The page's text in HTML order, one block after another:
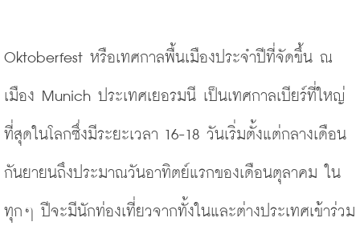
Oktoberfest หรือเทศกาลพื้นเมืองประจำปีที่จัดขึ้น ณ
เมือง Munich ประเทศเยอรมนี เป็นเทศกาลเบียร์ที่ใหญ่
ที่สุดในโลกซึ่งมีระยะเวลา 16-18 วันเริ่มตั้งแต่กลางเดือน
กันยายนถึงประมาณวันอาทิตย์แรกของเดือนตุลาคม ใน
ทุกๆ ปีจะมีนักท่องเที่ยวจากทั้งในและต่างประเทศเข้าร่วม